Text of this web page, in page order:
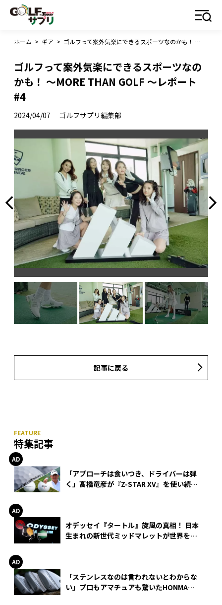
ホーム > ギア > ゴルフって案外気楽にできるスポーツなのかも！ 〜MORE THAN GOLF 〜レポート#4
ゴルフって案外気楽にできるスポーツなの
かも！ 〜MORE THAN GOLF 〜レポート
#4
2024/04/07 ゴルフサプリ編集部
記事に戻る
特集記事
「アプローチは食いつき、ドライバーは弾
く」髙橋竜彦が『Z-STAR XV』を使い続け
オデッセイ『タートル』旋風の真相！ 日本
生まれの新世代ミッドマレットが世界を席
「ステンレスなのは言われないとわからな
い」プロもアマチュアも驚いたHONMA